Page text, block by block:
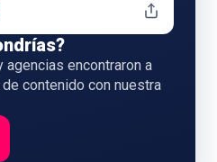
agencias encontraron a
contenido con nuestra